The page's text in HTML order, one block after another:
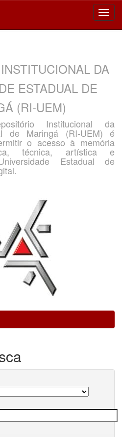
DA
ESTADUAL DE
(RI-UEM)
Institucional da
de Maringá (RI-UEM) é
o acesso à memória
técnica, artística e
Estadual de